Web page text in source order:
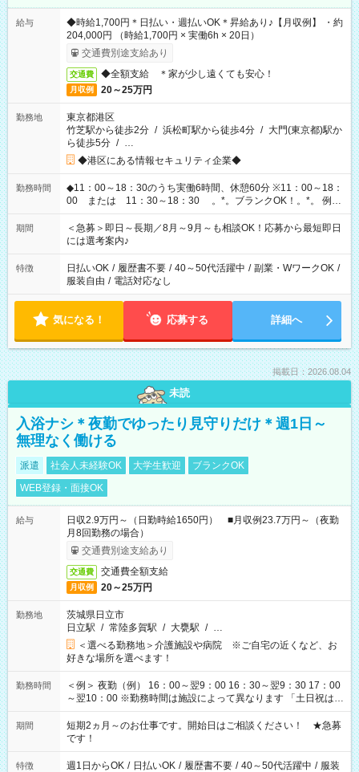
給与
◆時給1,700円＊日払い・週払いOK＊昇給あり♪【月収例】 ・約
204,000円 （時給1,700円 × 実働6h × 20日）
交通費別途支給あり
交通費 ◆全額支給 ＊家が少し遠くても安心！
月収例 20～25万円
勤務地
東京都港区
竹芝駅から徒歩2分 / 浜松町駅から徒歩4分 / 大門(東京都)駅か
ら徒歩5分 / …
◆港区にある情報セキュリティ企業◆
勤務時間
◆11：00～18：30のうち実働6時間、休憩60分 ※11：00～18：
00 または 11：30～18：30 。*。ブランクOK！。*。 例え
ば前職が、 在宅/財団法人/事務/コールセンター/受付/販売/カフェ
スタッフ スイーツ販売/ホテルフロント/化粧品販売/など 様々な
業界から入社して活躍されています♪
期間
＜急募＞即日～長期／8月～9月～も相談OK！応募から最短即日
には選考案内♪
特徴 日払いOK / 履歴書不要 / 40～50代活躍中 / 副業・WワークOK /
服装自由 / 電話対応なし
気になる！ 応募する 詳細へ
掲載日：2026.08.04
未読
入浴ナシ＊夜勤でゆったり見守りだけ＊週1日～
無理なく働ける
派遣 社会人未経験OK 大学生歓迎
ブランクOK
WEB登録・面接OK
給与
日収2.9万円～（日勤時給1650円） ■月収例23.7万円～（夜勤
月8回勤務の場合）
交通費別途支給あり
交通費 交通費全額支給
月収例 20～25万円
勤務地
茨城県日立市
日立駅 / 常陸多賀駅 / 大甕駅 / …
＜選べる勤務地＞介護施設や病院 ※ご自宅の近くなど、お
好きな場所を選べます！
勤務時間
＜例＞ 夜勤（例） 16：00～翌9：00 16：30～翌9：30 17：00
～翌10：00 ※勤務時間は施設によって異なります 「土日祝は休
みたい」 「しっかり稼ぎたい」 「もう少し遅い時間から始めた
い」など ご希望にあったお仕事をご案内いたします。 ※未経験
の方の場合は1～2ヶ月間は日中での仕事を経験いただき、 お
仕事に慣れてからの夜勤になります。 ★家庭の都合でお休みが
必要な場合も遠慮なくご相談ください。
期間
短期2ヵ月～のお仕事です。開始日はご相談ください！ ★急募
です！
特徴 週1日からOK / 日払いOK / 履歴書不要 / 40～50代活躍中 / 服装